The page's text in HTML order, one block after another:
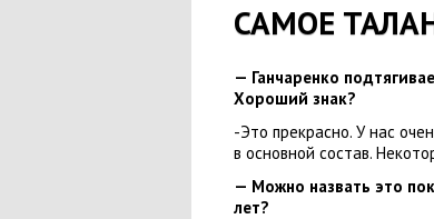
САМОЕ
— Ганчаренко
Хороший знак?
-Это прекрасно. У нас
в основной состав.
— Можно назвать это
лет?